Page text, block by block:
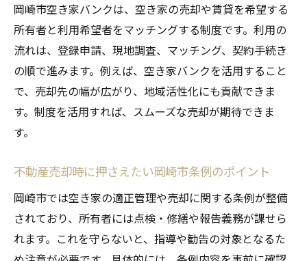
岡崎市空き家バンクと不動産売却のメリッ
ト比較
不動産売却を成功させる岡崎市空き家バン
クの使い方
岡崎市空き家バンク登録と不動産売却のポ
の流れ
岡崎市空き家バンク活用で不動産売却を有
利にする方法
空き家バンクと不動産売却の併用で効率的
岡崎市空き家バンクは、空き家の売却や賃貸を希望する
所有者と利用希望者をマッチングする制度です。利用の
流れは、登録申請、現地調査、マッチング、契約手続き
の順で進みます。例えば、空き家バンクを活用すること
で、売却先の幅が広がり、地域活性化にも貢献できま
す。制度を活用すれば、スムーズな売却が期待できま
す。
不動産売却時に押さえたい岡崎市条例のポイント
岡崎市では空き家の適正管理や売却に関する条例が整備
されており、所有者には点検・修繕や報告義務が課せら
れます。これを守らないと、指導や勧告の対象となるた